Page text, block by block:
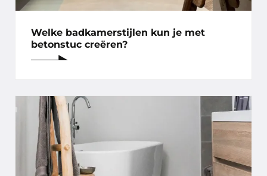
Welke badkamerstijlen kun je met
betonstuc creëren?